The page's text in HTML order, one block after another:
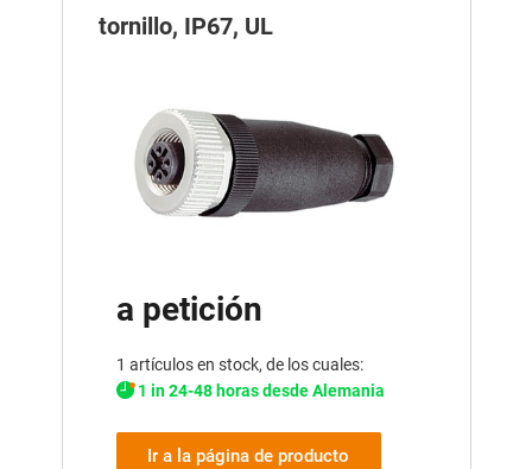
tornillo, IP67, UL
a petición
1 artículos en stock, de los cuales:
1 in 24-48 horas desde Alemania
Ir a la página de producto